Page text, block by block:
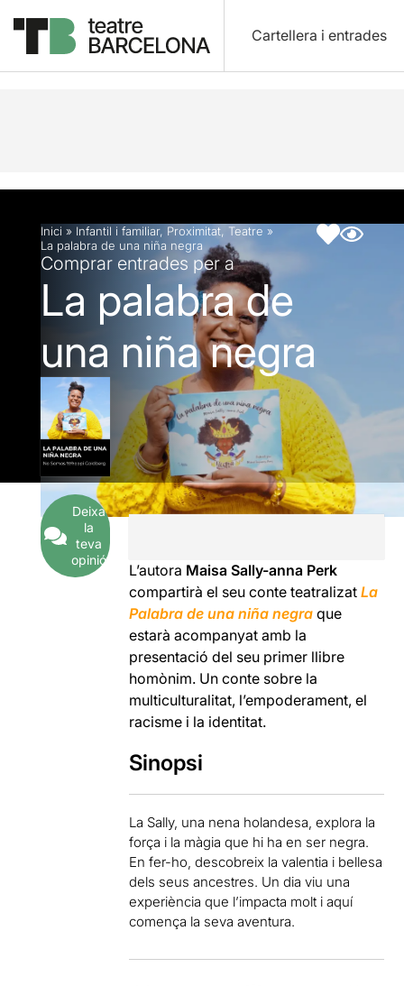
Cartellera i entrades
Descripció Fitxa artística Fotos i vídeos
Inici » Infantil i familiar, Proximitat, Teatre »
La palabra de una niña negra
Comprar entrades per a
La palabra de
una niña negra
Deixa
la
teva
opinió
L’autora Maisa Sally-anna Perk
compartirà el seu conte teatralizatLa
Palabra de una niña negra que
estarà acompanyat amb la
presentació del seu primer llibre
homònim. Un conte sobre la
multiculturalitat, l’empoderament, el
racisme i la identitat.
Sinopsi
La Sally, una nena holandesa, explora la
força i la màgia que hi ha en ser negra.
En fer-ho, descobreix la valentia i bellesa
dels seus ancestres. Un dia viu una
experiència que l’impacta molt i aquí
comença la seva aventura.